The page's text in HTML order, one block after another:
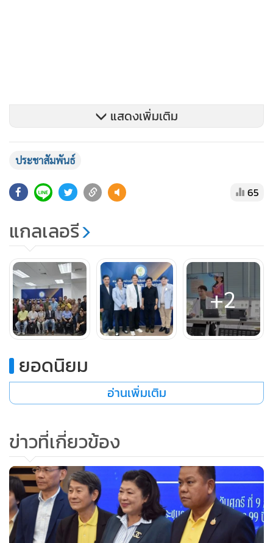
เนื่อง ไม่ว่าจะเป็นการแข่งขันด้านข่าวสาร หรือการรับมือกับ
สถานการณ์ต่างๆ ดังนั้น การดูแลสุขภาพจิตจึงเป็นเรื่องสำคัญไม่
แพ้สุขภาพกาย เหตุนี้สมาคมฯ จึงยังคงเดินหน้าจัดกิจกรรมเพื่อ
เสริมสร้างสุขภาวะที่ดีให้แก่สมาชิกต่อไป” นายวัฒนะชัยกล่าว
นายจีระเดช งามสีสรรค์ นักจิตวิทยาคลินิกประจำ รพ.แบงค็อก
เมนทัลเฮลท์ (BMHH) กล่าวว่า สุขภาพจิตที่ดีเปรียบเสมือน
สุขืระบบต่างๆ ในร่างกายจะทำงานได้อย่างมีประสิทธิภาพ การ
นอนหลับดีขึ้น ระบบภูมิคุ้มกันแข็งแรงขึ้น ดังนั้นกิจกรรมนี้ยัง
เน้นการให้ความรู้เรื่องการอยู่กับความเครียดอย่างเข้าใจ เพราะ
จัดการได้อย่างมีสติ ด้วยเทคนิคการผ่อนคลาย การเปลี่ยนมุมมอง
เชิงบวก และการหากิจกรรมช่วยฟื้นฟูจิตใจ เช่น การทำสมาธิ
การเข้าสังคม และการสื่อสารกับผู้อื่นอย่างสร้างสรรค์
แสดงเพิ่มเติม
ประชาสัมพันธ์
65
แกลเลอรี
+2
ยอดนิยม
อ่านเพิ่มเติม
ข่าวที่เกี่ยวข้อง